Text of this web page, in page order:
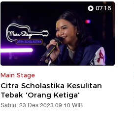
07:16
Main Stage
Citra Scholastika Kesulitan
Tebak 'Orang Ketiga'
Sabtu, 23 Des 2023 09:10 WIB